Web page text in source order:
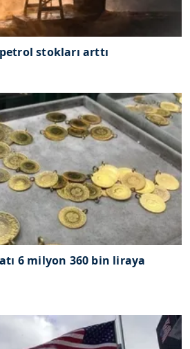
stokları arttı
6 milyon 360 bin liraya